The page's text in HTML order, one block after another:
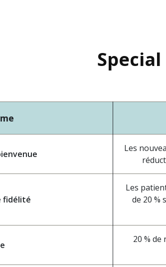
Les
fidélité
Les
de 20 %
20 %